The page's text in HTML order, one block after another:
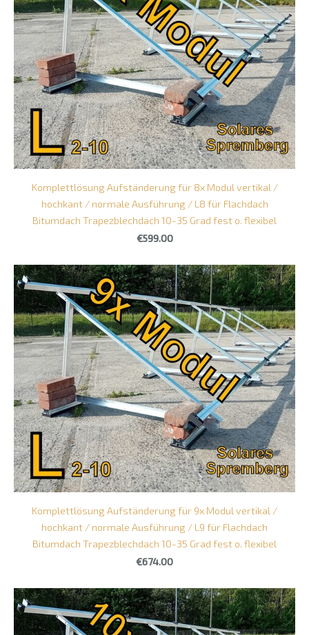
Komplettlösung Aufständerung für 8x Modul vertikal /
hochkant / normale Ausführung / L8 für Flachdach
Bitumdach Trapezblechdach 10-35 Grad fest o. flexibel
€599.00
Komplettlösung Aufständerung für 9x Modul vertikal /
hochkant / normale Ausführung / L9 für Flachdach
Bitumdach Trapezblechdach 10-35 Grad fest o. flexibel
€674.00